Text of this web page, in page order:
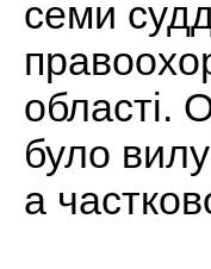
семи
області.
було
а